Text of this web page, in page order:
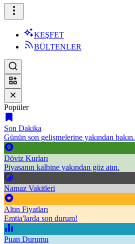
KEŞFET
BÜLTENLER
Popüler
Son Dakika
Günün son gelişmelerine yakından bakın.
Döviz Kurları
Piyasanın kalbine yakından göz atın.
Namaz Vakitleri
Altın Fiyatları
Emtia'larda son durum!
Puan Durumu